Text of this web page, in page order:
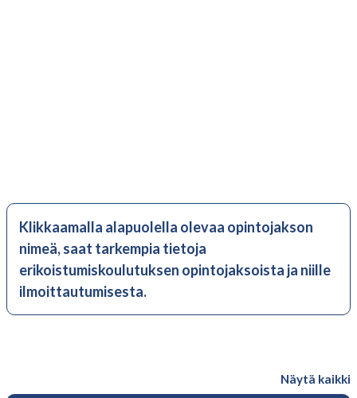
Klikkaamalla alapuolella olevaa opintojakson
nimeä, saat tarkempia tietoja
erikoistumiskoulutuksen opintojaksoista ja niille
ilmoittautumisesta.
Näytä kaikki